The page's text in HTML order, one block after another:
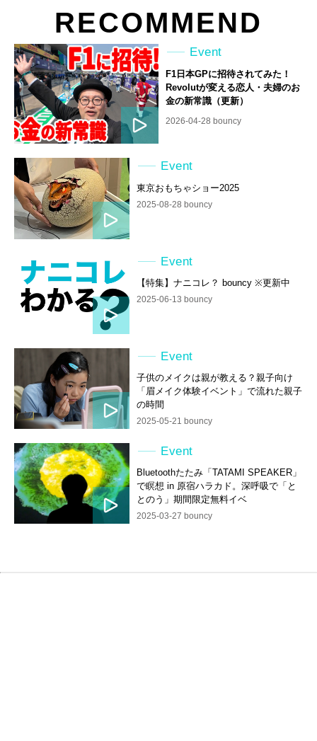
RECOMMEND
Event
F1日本GPに招待されてみた！
Revolutが変える恋人・夫婦のお
金の新常識（更新）
2026-04-28 bouncy
Event
東京おもちゃショー2025
2025-08-28 bouncy
Event
【特集】ナニコレ？ bouncy ※更新中
2025-06-13 bouncy
Event
子供のメイクは親が教える？親子向け
「眉メイク体験イベント」で流れた親子
の時間
2025-05-21 bouncy
Event
Bluetoothたたみ「TATAMI SPEAKER」
で瞑想 in 原宿ハラカド。深呼吸で「と
とのう」期間限定無料イベ
2025-03-27 bouncy